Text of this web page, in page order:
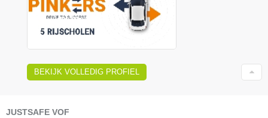
BEKIJK VOLLEDIG PROFIEL
JUSTSAFE VOF